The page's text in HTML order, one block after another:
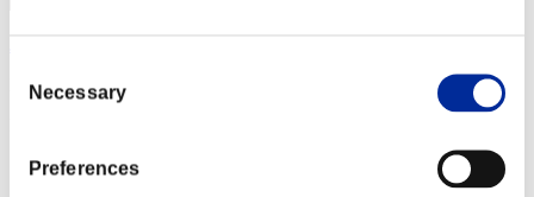
Selection
Necessary
Preferences
Punteggio:Lv:1/01'15"83